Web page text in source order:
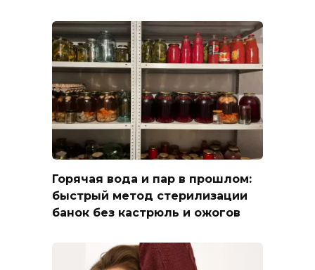
Горячая вода и пар в прошлом:
быстрый метод стерилизации
банок без кастрюль и ожогов